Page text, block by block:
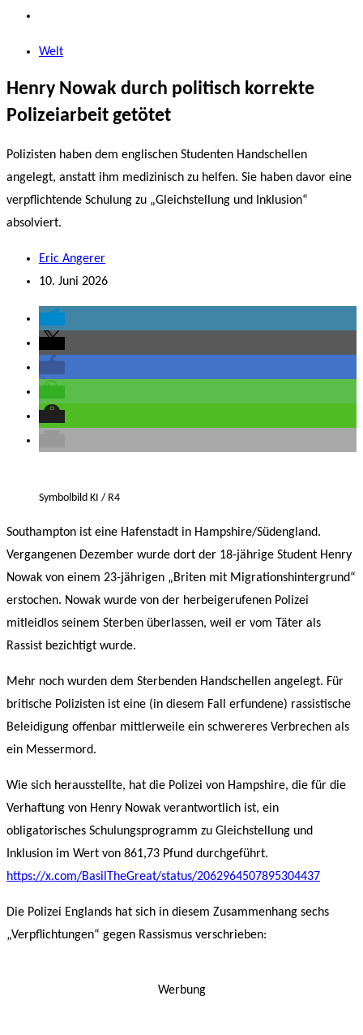
Welt
Henry Nowak durch politisch korrekte
Polizeiarbeit getötet
Polizisten haben dem englischen Studenten Handschellen
angelegt, anstatt ihm medizinisch zu helfen. Sie haben davor eine
verpflichtende Schulung zu „Gleichstellung und Inklusion“
absolviert.
Eric Angerer
10. Juni 2026
Symbolbild KI / R4
Southampton ist eine Hafenstadt in Hampshire/Südengland.
Vergangenen Dezember wurde dort der 18-jährige Student Henry
Nowak von einem 23-jährigen „Briten mit Migrationshintergrund“
erstochen. Nowak wurde von der herbeigerufenen Polizei
mitleidlos seinem Sterben überlassen, weil er vom Täter als
Rassist bezichtigt wurde.
Mehr noch wurden dem Sterbenden Handschellen angelegt. Für
britische Polizisten ist eine (in diesem Fall erfundene) rassistische
Beleidigung offenbar mittlerweile ein schwereres Verbrechen als
ein Messermord.
Wie sich herausstellte, hat die Polizei von Hampshire, die für die
Verhaftung von Henry Nowak verantwortlich ist, ein
obligatorisches Schulungsprogramm zu Gleichstellung und
Inklusion im Wert von 861,73 Pfund durchgeführt.
https://x.com/BasilTheGreat/status/2062964507895304437
Die Polizei Englands hat sich in diesem Zusammenhang sechs
„Verpflichtungen“ gegen Rassismus verschrieben:
Werbung